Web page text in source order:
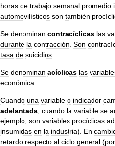
horas de trabajo semanal promedio
automovilísticos son también
Se denominan contracíclicas las
durante la contracción Son
tasa de suicidios
Se denominan acíclicas las
económica
Cuando una variable o indicador
adelantada cuando la variable se
ejemplo son variables procíclicas
insumidas en la industria). En
retardo respecto al ciclo general (por